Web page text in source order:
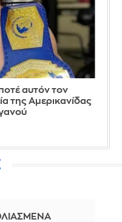
αυτόν τον
της Αμερικανίδας